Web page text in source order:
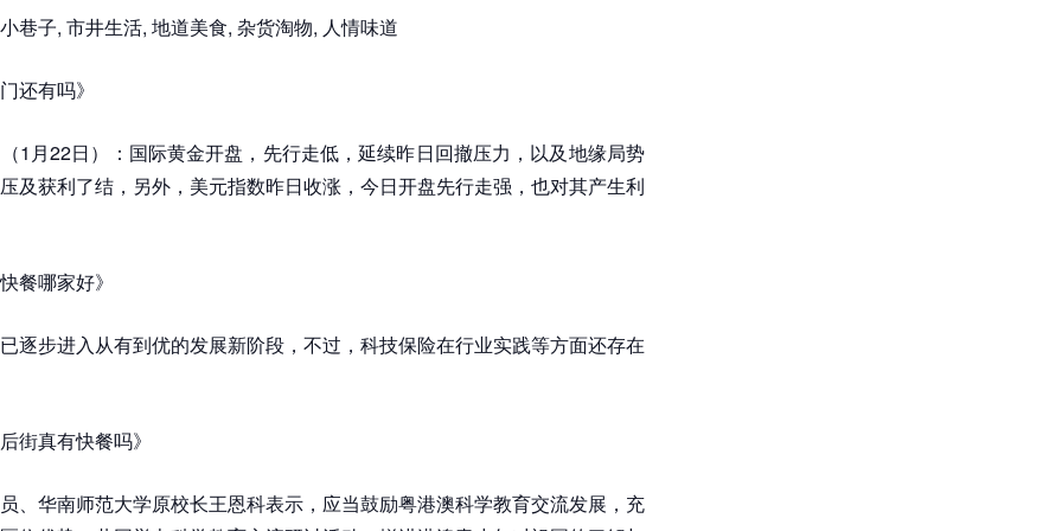
巷子, 市井生活, 地道美食, 杂货淘物, 人情味道
还有吗》
1月22日）：国际黄金开盘，先行走低，延续昨日回撤压力，以及地缘局势
及获利了结，另外，美元指数昨日收涨，今日开盘先行走强，也对其产生利
餐哪家好》
逐步进入从有到优的发展新阶段，不过，科技保险在行业实践等方面还存在
街真有快餐吗》
、华南师范大学原校长王恩科表示，应当鼓励粤港澳科学教育交流发展，充